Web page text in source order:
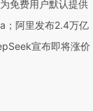
免费用户默认提供
；阿里发布2.4万亿
宣布即将涨价